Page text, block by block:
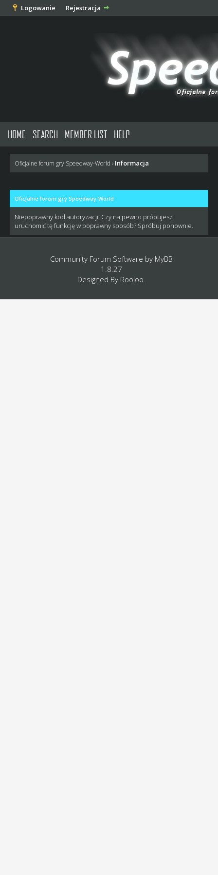
Logowanie Rejestracja
HOME SEARCH MEMBER LIST HELP
Oficjalne forum gry Speedway-World › Informacja
Oficjalne forum gry Speedway-World
Niepoprawny kod autoryzacji. Czy na pewno próbujesz
uruchomić tę funkcję w poprawny sposób? Spróbuj ponownie.
Community Forum Software by MyBB
1.8.27
Designed By Rooloo.